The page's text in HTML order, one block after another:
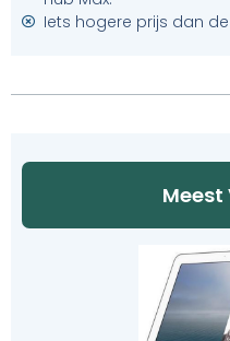
Iets hogere prijs dan de
Meest